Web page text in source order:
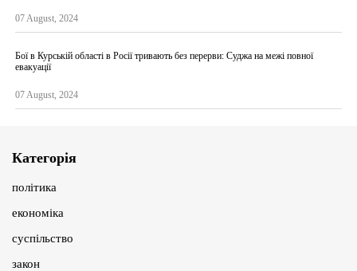
07 August, 2024
Бої в Курській області в Росії тривають без перерви: Суджа на межі повної
евакуації
07 August, 2024
Категорія
політика
економіка
суспільство
закон